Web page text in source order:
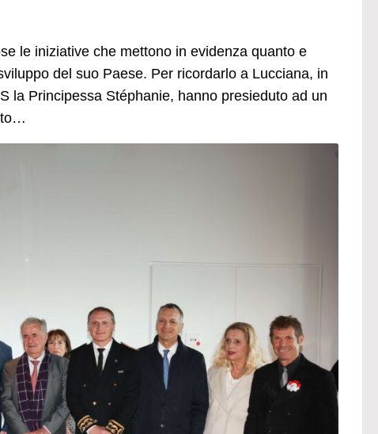
le iniziative che mettono in evidenza quanto e
del suo Paese. Per ricordarlo a Lucciana, in
la Principessa Stéphanie, hanno presieduto ad un